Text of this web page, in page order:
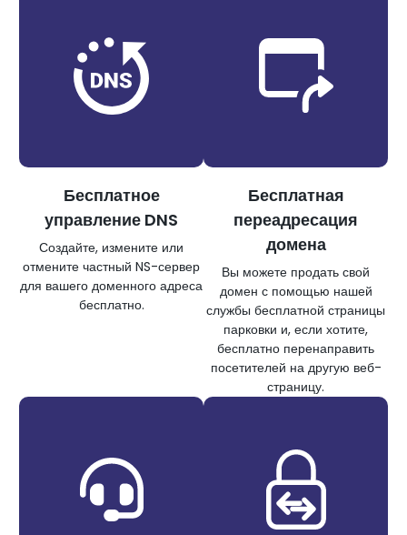
Бесплатное
управление DNS
Создайте, измените или
отмените частный NS-сервер
для вашего доменного адреса
бесплатно.
Бесплатная
переадресация
домена
Вы можете продать свой
домен с помощью нашей
службы бесплатной страницы
парковки и, если хотите,
бесплатно перенаправить
посетителей на другую веб-
страницу.